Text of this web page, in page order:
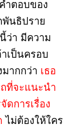
ำตอบของ
นธิปราย
ว่า มีความ
เป็นครอบ
มากกว่า เธอ
ถที่จะแนะนำ
ดการเรื่อง
ไม่ต้องให้ใคร